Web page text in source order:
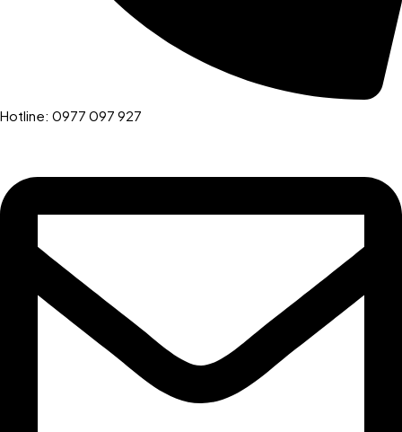
Hotline: 0977 097 927